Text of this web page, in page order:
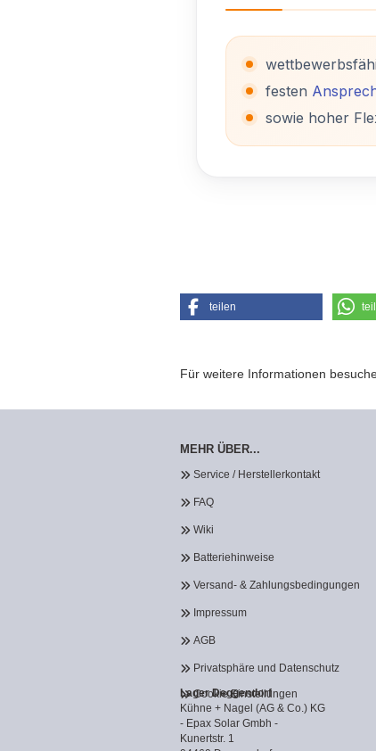
festen
sowie hoher
teilen
Für weitere Informationen
MEHR ÜBER...
Service / Herstellerkontakt
FAQ
Wiki
Batteriehinweise
Versand- & Zahlungsbedingungen
Impressum
AGB
Privatsphäre und Datenschutz
Cookie Einstellungen
Lager Deggendorf
Kühne + Nagel (AG & Co.) KG
- Epax Solar Gmbh -
Kunertstr. 1